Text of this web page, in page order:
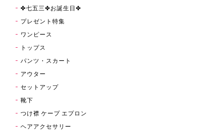
✤七五三✤お誕生日✤
プレゼント特集
ワンピース
トップス
パンツ・スカート
アウター
セットアップ
靴下
つけ襟 ケープ エプロン
ヘアアクセサリー